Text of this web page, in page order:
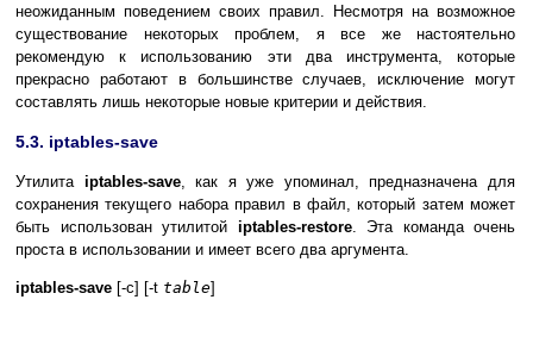
неожиданным поведением своих правил. Несмотря на возможное
существование некоторых проблем, я все же настоятельно
рекомендую к использованию эти два инструмента, которые
прекрасно работают в большинстве случаев, исключение могут
составлять лишь некоторые новые критерии и действия.
5.3. iptables-save
Утилита iptables-save, как я уже упоминал, предназначена для
сохранения текущего набора правил в файл, который затем может
быть использован утилитой iptables-restore. Эта команда очень
проста в использовании и имеет всего два аргумента.
iptables-save [-c] [-t table]